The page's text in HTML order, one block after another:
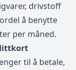
drivstoff
å benytte
per måned.
til å betale,